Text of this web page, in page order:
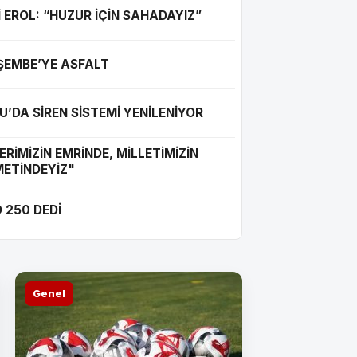
"BU FİYAT
EROL: “HUZUR İÇİN SAHADAYIZ”
ASFALT
SİREN SİSTEMİ YENİLENİYOR
EMRİNDE, MİLLETİMİZİN
250 DEDİ
Genel